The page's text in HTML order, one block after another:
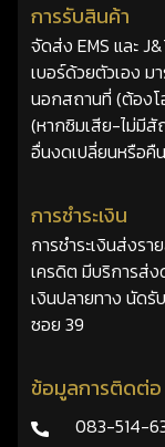
การรับสินค้า
จัดส่ง EMS และ
เบอร์ด้วยตัวเอง ม
นอกสถานที่ (ต้องโ
(หากซิมเสีย-ไม่มี
อื่นงดเปลี่ยนหรือคื
การชำระเงิน
การชำระเงินส่งรา
เครดิต มีบริการส่
เงินปลายทาง นัดรั
ซอย 39
ข้อมูลการติดต่อ
083-514-